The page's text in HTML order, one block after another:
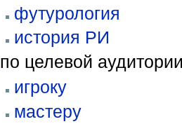
футурология
история РИ
по целевой
игроку
мастеру